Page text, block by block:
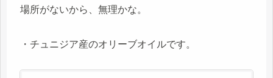
場所がないから、無理かな。
・チュニジア産のオリーブオイルです。